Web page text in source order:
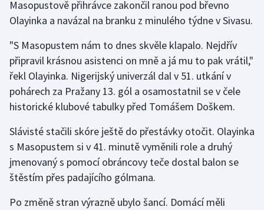
Masopustově přihrávce zakončil ranou pod břevno
Olayinka a navázal na branku z minulého týdne v Sivasu.
"S Masopustem nám to dnes skvěle klapalo. Nejdřív
připravil krásnou asistenci on mně a já mu to pak vrátil,"
řekl Olayinka. Nigerijský univerzál dal v 51. utkání v
pohárech za Pražany 13. gól a osamostatnil se v čele
historické klubové tabulky před Tomášem Doškem.
Slávisté stačili skóre ještě do přestávky otočit. Olayinka
s Masopustem si v 41. minutě vyměnili role a druhý
jmenovaný s pomocí obráncovy teče dostal balon se
štěstím přes padajícího gólmana.
Po změně stran výrazně ubylo šancí. Domácí měli